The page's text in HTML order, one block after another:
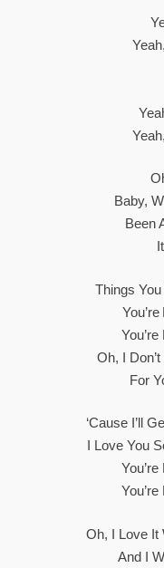
Baby,
Been
Things You
Oh, I
For
‘Cause I’ll
I Love You
Oh, I Love It
And I